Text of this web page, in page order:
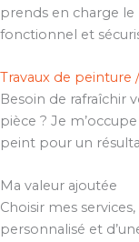
prends en charge
fonctionnel et
Travaux de
Besoin de rafraîchir
pièce ? Je
peint pour un
Ma valeur ajoutée
Choisir mes
personnalisé et